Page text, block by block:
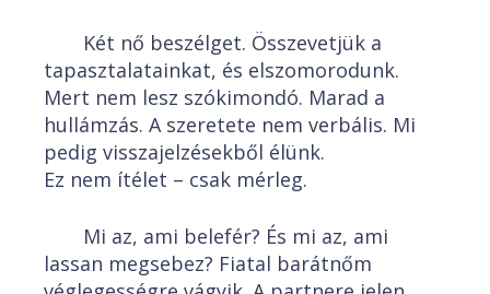
Két nő beszélget. Összevetjük a
tapasztalatainkat, és elszomorodunk.
Mert nem lesz szókimondó. Marad a
hullámzás. A szeretete nem verbális. Mi
pedig visszajelzésekből élünk.
Ez nem ítélet – csak mérleg.
Mi az, ami belefér? És mi az, ami
lassan megsebez? Fiatal barátnőm